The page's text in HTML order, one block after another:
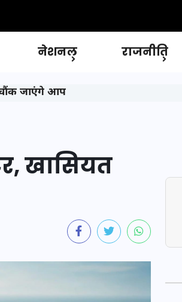
नेशनल राजनीति
जाएंगे आप
खासियत